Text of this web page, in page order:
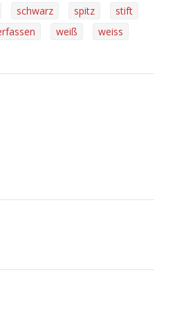
schwarz spitz
stift
weiß
weiss